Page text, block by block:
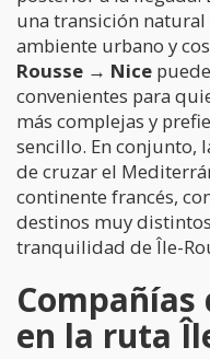
una transición natural
ambiente urbano y
Rousse → Nice
convenientes para
más complejas y
sencillo. En conjunto,
de cruzar el
continente francés,
destinos muy
tranquilidad de Île-
Compañías
en la ruta